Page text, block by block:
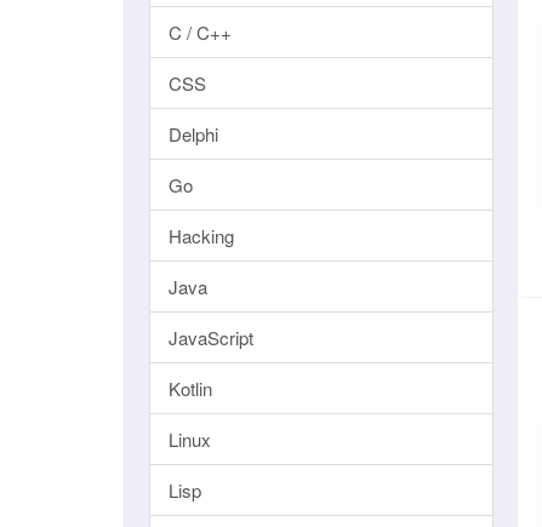
C / C++
CSS
Delphi
Go
Hacking
Java
JavaScript
Kotlin
Linux
Lisp